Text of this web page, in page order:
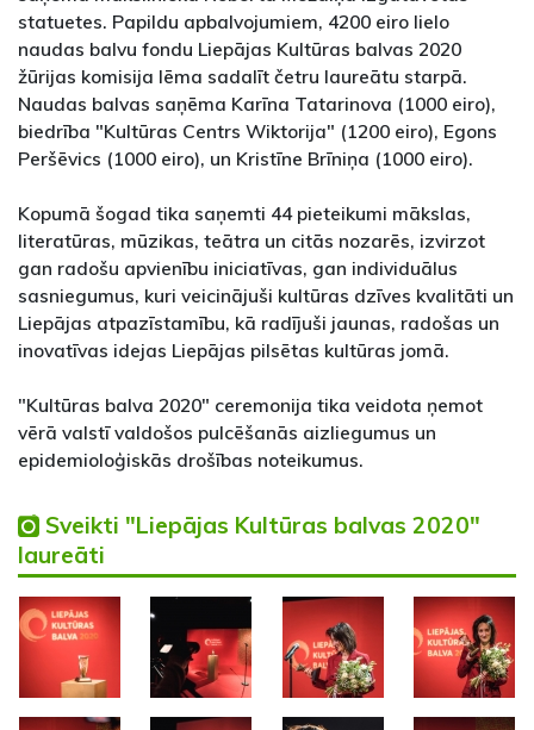
statuetes. Papildu apbalvojumiem, 4200 eiro lielo
naudas balvu fondu Liepājas Kultūras balvas 2020
žūrijas komisija lēma sadalīt četru laureātu starpā.
Naudas balvas saņēma Karīna Tatarinova (1000 eiro),
biedrība "Kultūras Centrs Wiktorija" (1200 eiro), Egons
Peršēvics (1000 eiro), un Kristīne Brīniņa (1000 eiro).
Kopumā šogad tika saņemti 44 pieteikumi mākslas,
literatūras, mūzikas, teātra un citās nozarēs, izvirzot
gan radošu apvienību iniciatīvas, gan individuālus
sasniegumus, kuri veicinājuši kultūras dzīves kvalitāti un
Liepājas atpazīstamību, kā radījuši jaunas, radošas un
inovatīvas idejas Liepājas pilsētas kultūras jomā.
"Kultūras balva 2020" ceremonija tika veidota ņemot
vērā valstī valdošos pulcēšanās aizliegumus un
epidemioloģiskās drošības noteikumus.
Sveikti "Liepājas Kultūras balvas 2020"
laureāti